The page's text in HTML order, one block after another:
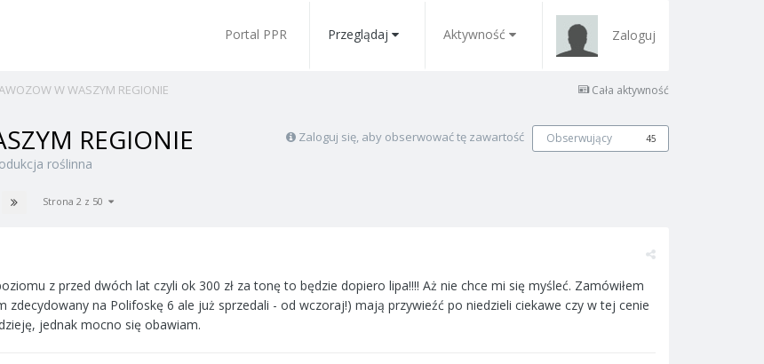
Portal PPR Przeglądaj Aktywność Zaloguj
Cała aktywność
W WASZYM REGIONIE
Zaloguj się, aby obserwować tę zawartość Obserwujący 45
REGIONIE
roślinna
Strona 2 z 50
z przed dwóch lat czyli ok 300 zł za tonę to będzie dopiero lipa!!!! Aż nie chce mi się myśleć. Zamówiłem
zdecydowany na Polifoskę 6 ale już sprzedali - od wczoraj!) mają przywieźć po niedzieli ciekawe czy w tej cenie
jednak mocno się obawiam.